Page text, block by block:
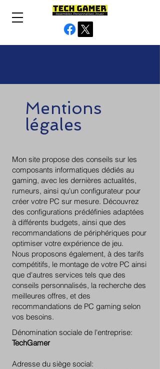
Mentions
légales
Mon site propose des conseils sur les
composants informatiques dédiés au
gaming, avec les dernières actualités,
rumeurs, ainsi qu'un configurateur pour
créer votre PC sur mesure. Découvrez
des configurations prédéfinies adaptées
à différents budgets, ainsi que des
recommandations de périphériques pour
optimiser votre expérience de jeu.
Nous proposons également, à des tarifs
compétitifs, le montage de votre PC ainsi
que d'autres services tels que des
conseils personnalisés, la recherche des
meilleures offres, et des
recommandations de PC gaming selon
vos besoins.
Dénomination sociale de l'entreprise:
TechGamer
Adresse du siège social: